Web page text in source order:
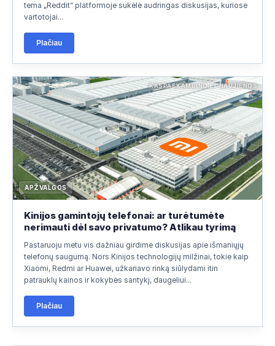
tema „Reddit“ platformoje sukėlė audringas diskusijas, kuriose
vartotojai...
Plačiau
KASPASKAMBINO.LT NAUJIENOS
APŽVALGOS
Kinijos gamintojų telefonai: ar turėtumėte
nerimauti dėl savo privatumo? Atlikau tyrimą
Pastaruoju metu vis dažniau girdime diskusijas apie išmaniųjų
telefonų saugumą. Nors Kinijos technologijų milžinai, tokie kaip
Xiaomi, Redmi ar Huawei, užkariavo rinką siūlydami itin
patrauklų kainos ir kokybės santykį, daugeliui...
Plačiau